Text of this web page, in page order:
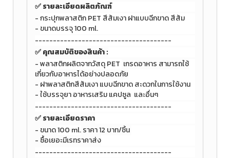
✅ รายละเอียดผลิตภัณฑ์
-กระปุกพลาสติก PET สีส้มเงา ฝาแบบฉีกขาด สีส้ม
- ขนาดบรรจุ 100 ml.
--------------------------------------
✅คุณสมบัติของสินค้า :
-พลาสติกผลิตจากวัสดุ PET เกรดอาหาร สามารถใช้
เกี่ยวกับอาหารได้อย่างปลอดภัย
- ฝาพลาสติกสีส้มเงา แบบฉีกขาด สะดวกในการใช้งาน
-ใช้บรรจุยา อาหารเสริม แคปซูล และอื่นๆ
--------------------------------------
✅ รายละเอียดราคา
- ขนาด100 ml.ราคา 12 บาท/ชิ้น
- ซื้อเยอะมีเรทราคาส่ง
--------------------------------------